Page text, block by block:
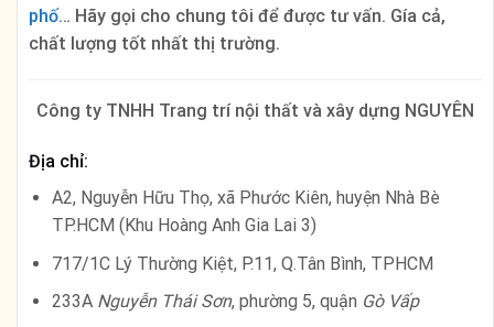
phố… Hãy gọi cho chung tôi để được tư vấn. Gía cả,
chất lượng tốt nhất thị trường.
Công ty TNHH Trang trí nội thất và xây dựng NGUYÊN
Địa chỉ:
A2, Nguyễn Hữu Thọ, xã Phước Kiên, huyện Nhà Bè
TP.HCM (Khu Hoàng Anh Gia Lai 3)
717/1C Lý Thường Kiệt, P.11, Q.Tân Bình, TPHCM
233A Nguyễn Thái Sơn, phường 5, quận Gò Vấp